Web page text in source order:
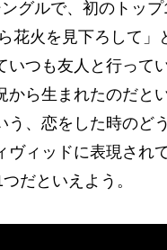
グルで、初のトッ
花火を見下ろして
いつも友人と行って
から生まれたのだと
う、恋をした時のど
ヴィッドに表現され
だといえよう。